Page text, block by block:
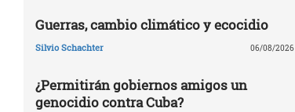
Guerras, cambio climático y ecocidio
Silvio Schachter 06/08/2026
¿Permitirán gobiernos amigos un
genocidio contra Cuba?